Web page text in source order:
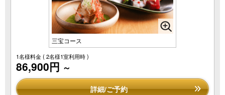
三宝コース
1名様料金( 2名様1室利用時 )
86,900円 ～
詳細/ご予約